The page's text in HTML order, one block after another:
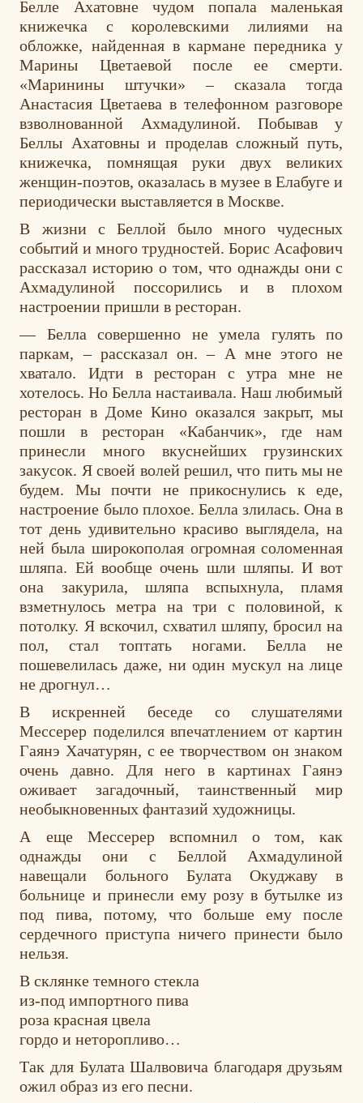
Белле Ахатовне чудом попала маленькая
книжечка с королевскими лилиями на
обложке, найденная в кармане передника у
Марины Цветаевой после ее смерти.
«Маринины штучки» – сказала тогда
Анастасия Цветаева в телефонном разговоре
взволнованной Ахмадулиной. Побывав у
Беллы Ахатовны и проделав сложный путь,
книжечка, помнящая руки двух великих
женщин-поэтов, оказалась в музее в Елабуге и
периодически выставляется в Москве.
В жизни с Беллой было много чудесных
событий и много трудностей. Борис Асафович
рассказал историю о том, что однажды они с
Ахмадулиной поссорились и в плохом
настроении пришли в ресторан.
— Белла совершенно не умела гулять по
паркам, – рассказал он. – А мне этого не
хватало. Идти в ресторан с утра мне не
хотелось. Но Белла настаивала. Наш любимый
ресторан в Доме Кино оказался закрыт, мы
пошли в ресторан «Кабанчик», где нам
принесли много вкуснейших грузинских
закусок. Я своей волей решил, что пить мы не
будем. Мы почти не прикоснулись к еде,
настроение было плохое. Белла злилась. Она в
тот день удивительно красиво выглядела, на
ней была широкополая огромная соломенная
шляпа. Ей вообще очень шли шляпы. И вот
она закурила, шляпа вспыхнула, пламя
взметнулось метра на три с половиной, к
потолку. Я вскочил, схватил шляпу, бросил на
пол, стал топтать ногами. Белла не
пошевелилась даже, ни один мускул на лице
не дрогнул…
В искренней беседе со слушателями
Мессерер поделился впечатлением от картин
Гаянэ Хачатурян, с ее творчеством он знаком
очень давно. Для него в картинах Гаянэ
оживает загадочный, таинственный мир
необыкновенных фантазий художницы.
А еще Мессерер вспомнил о том, как
однажды они с Беллой Ахмадулиной
навещали больного Булата Окуджаву в
больнице и принесли ему розу в бутылке из
под пива, потому, что больше ему после
сердечного приступа ничего принести было
нельзя.
В склянке темного стекла
из-под импортного пива
роза красная цвела
гордо и неторопливо…
Так для Булата Шалвовича благодаря друзьям
ожил образ из его песни.